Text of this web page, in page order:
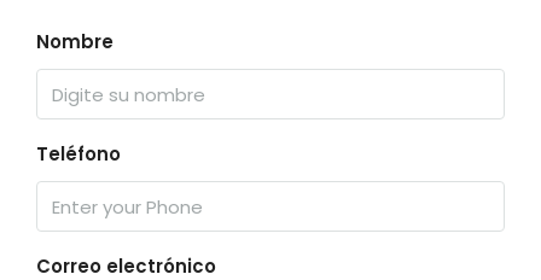
Nombre
Teléfono
Correo electrónico